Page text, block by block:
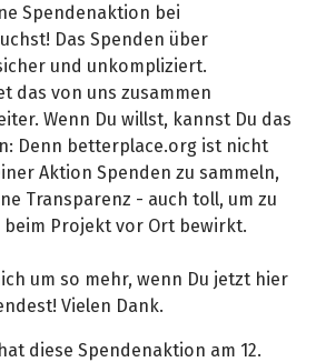
Spendenaktion bei
Das Spenden über
und unkompliziert.
das von uns zusammen
Wenn Du willst, kannst Du das
Denn betterplace.org ist nicht
Aktion Spenden zu sammeln,
Transparenz - auch toll, um zu
beim Projekt vor Ort bewirkt.
um so mehr, wenn Du jetzt hier
Vielen Dank.
diese Spendenaktion am 12.